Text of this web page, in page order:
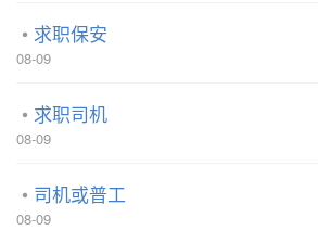
求职保安
08-09
求职司机
08-09
司机或普工
08-09